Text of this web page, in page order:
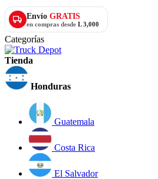
Envío GRATIS
en compras desde L 3,000
Categorías
Tienda
Honduras
Guatemala
Costa Rica
El Salvador